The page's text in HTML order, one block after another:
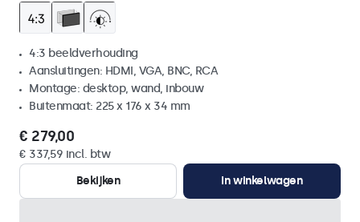
4:3 beeldverhouding
Aansluitingen: HDMI, VGA, BNC, RCA
Montage: desktop, wand, inbouw
Buitenmaat: 225 x 176 x 34 mm
€ 279,00
€ 337,59 incl. btw
Bekijken
In winkelwagen